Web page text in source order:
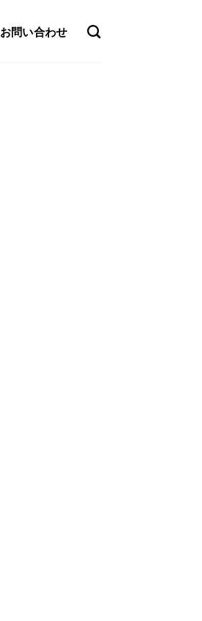
お問い合わせ